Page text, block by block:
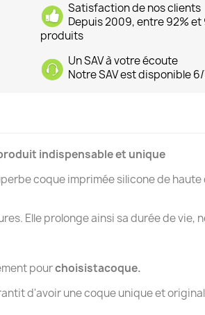
Satisfaction de nos clients
Depuis 2009, entre 92%
produits
Un SAV à votre écoute
Notre SAV est disponible 6/
indispensable et unique
coque imprimée silicone de
Elle prolonge ainsi sa durée de vie,
pourchoisistacoque.
d'avoir une coque unique et